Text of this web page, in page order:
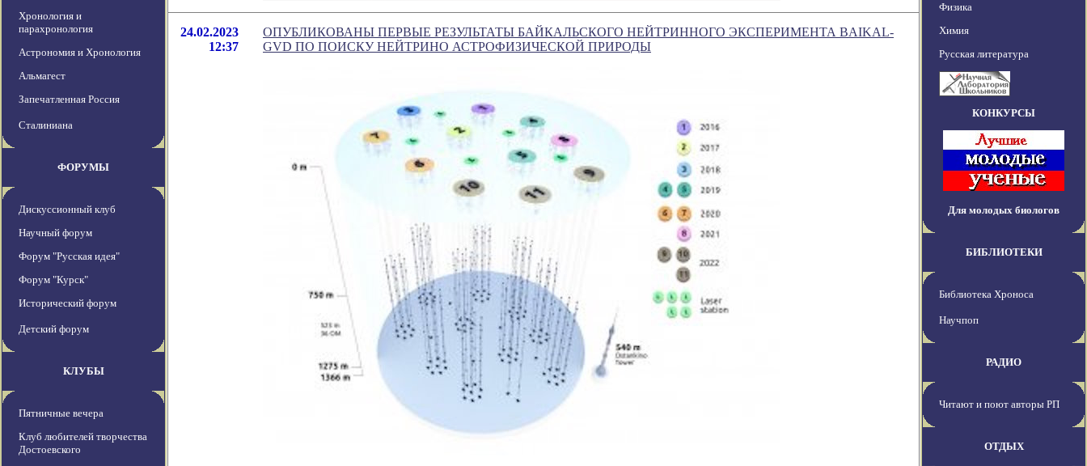
Хронология и
парахронология
Астрономия и Хронология
Альмагест
Запечатленная Россия
Сталиниана
ФОРУМЫ
Дискуссионный клуб
Научный форум
Форум "Русская идея"
Форум "Курск"
Исторический форум
Детский форум
КЛУБЫ
Пятничные вечера
Клуб любителей творчества
Достоевского
24.02.2023
12:37
ОПУБЛИКОВАНЫ ПЕРВЫЕ РЕЗУЛЬТАТЫ БАЙКАЛЬСКОГО НЕЙТРИННОГО ЭКСПЕРИМЕНТА BAIKAL-
GVD ПО ПОИСКУ НЕЙТРИНО АСТРОФИЗИЧЕСКОЙ ПРИРОДЫ
Физика
Химия
Русская литература
КОНКУРСЫ
Для молодых биологов
БИБЛИОТЕКИ
Библиотека Хроноса
Научпоп
РАДИО
Читают и поют авторы РП
ОТДЫХ